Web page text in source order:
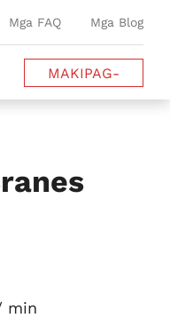
Mga FAQ Mga Blog
MAKIPAG-
UGNAYAN SA
min